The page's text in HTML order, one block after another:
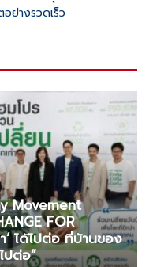
ย่างรวดเร็ว
Movement
FOR
’ ได้ไปต่อ ที่บ้านของ
ปต่อ”